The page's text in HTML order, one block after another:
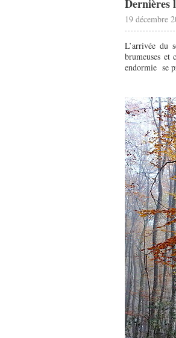
Dernières
19 décembre
L’arrivée du
brumeuses et
endormie se